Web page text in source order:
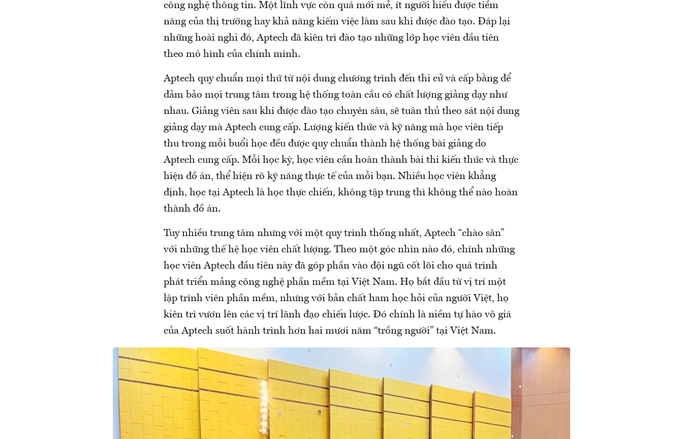
công nghệ thông tin. Một lĩnh vực còn quá mới mẻ, ít người hiểu được tiềm
năng của thị trường hay khả năng kiếm việc làm sau khi được đào tạo. Đáp lại
những hoài nghi đó, Aptech đã kiên trì đào tạo những lớp học viên đầu tiên
theo mô hình của chính mình.
Aptech quy chuẩn mọi thứ từ nội dung chương trình đến thi cử và cấp bằng để
đảm bảo mọi trung tâm trong hệ thống toàn cầu có chất lượng giảng dạy như
nhau. Giảng viên sau khi được đào tạo chuyên sâu, sẽ tuân thủ theo sát nội dung
giảng dạy mà Aptech cung cấp. Lượng kiến thức và kỹ năng mà học viên tiếp
thu trong mỗi buổi học đều được quy chuẩn thành hệ thống bài giảng do
Aptech cung cấp. Mỗi học kỳ, học viên cần hoàn thành bài thi kiến thức và thực
hiện đồ án, thể hiện rõ kỹ năng thực tế của mỗi bạn. Nhiều học viên khẳng
định, học tại Aptech là học thực chiến, không tập trung thì không thể nào hoàn
thành đồ án.
Tuy nhiều trung tâm nhưng với một quy trình thống nhất, Aptech “chào sân”
với những thế hệ học viên chất lượng. Theo một góc nhìn nào đó, chính những
học viên Aptech đầu tiên này đã góp phần vào đội ngũ cốt lõi cho quá trình
phát triển mảng công nghệ phần mềm tại Việt Nam. Họ bắt đầu từ vị trí một
lập trình viên phần mềm, nhưng với bản chất ham học hỏi của người Việt, họ
kiên trì vươn lên các vị trí lãnh đạo chiến lược. Đó chính là niềm tự hào vô giá
của Aptech suốt hành trình hơn hai mươi năm “trồng người” tại Việt Nam.